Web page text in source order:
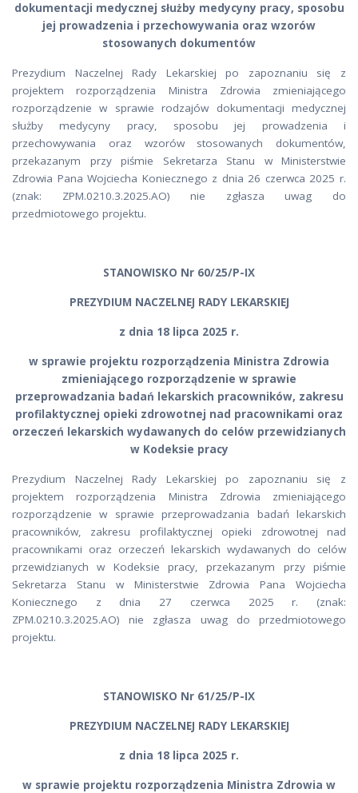
dokumentacji medycznej służby medycyny pracy, sposobu
jej prowadzenia i przechowywania oraz wzorów
stosowanych dokumentów
Prezydium Naczelnej Rady Lekarskiej po zapoznaniu się z
projektem rozporządzenia Ministra Zdrowia zmieniającego
rozporządzenie w sprawie rodzajów dokumentacji medycznej
służby medycyny pracy, sposobu jej prowadzenia i
przechowywania oraz wzorów stosowanych dokumentów,
przekazanym przy piśmie Sekretarza Stanu w Ministerstwie
Zdrowia Pana Wojciecha Koniecznego z dnia 26 czerwca 2025 r.
(znak: ZPM.0210.3.2025.AO) nie zgłasza uwag do
przedmiotowego projektu.
STANOWISKO Nr 60/25/P-IX
PREZYDIUM NACZELNEJ RADY LEKARSKIEJ
z dnia 18 lipca 2025 r.
w sprawie projektu rozporządzenia Ministra Zdrowia
zmieniającego rozporządzenie w sprawie
przeprowadzania badań lekarskich pracowników, zakresu
profilaktycznej opieki zdrowotnej nad pracownikami oraz
orzeczeń lekarskich wydawanych do celów przewidzianych
w Kodeksie pracy
Prezydium Naczelnej Rady Lekarskiej po zapoznaniu się z
projektem rozporządzenia Ministra Zdrowia zmieniającego
rozporządzenie w sprawie przeprowadzania badań lekarskich
pracowników, zakresu profilaktycznej opieki zdrowotnej nad
pracownikami oraz orzeczeń lekarskich wydawanych do celów
przewidzianych w Kodeksie pracy, przekazanym przy piśmie
Sekretarza Stanu w Ministerstwie Zdrowia Pana Wojciecha
Koniecznego z dnia 27 czerwca 2025 r. (znak:
ZPM.0210.3.2025.AO) nie zgłasza uwag do przedmiotowego
projektu.
STANOWISKO Nr 61/25/P-IX
PREZYDIUM NACZELNEJ RADY LEKARSKIEJ
z dnia 18 lipca 2025 r.
w sprawie projektu rozporządzenia Ministra Zdrowia w